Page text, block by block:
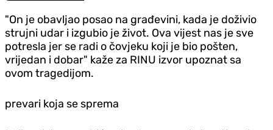
"On je obavljao posao na građevini, kada je doživio
strujni udar i izgubio je život. Ova vijest nas je sve
potresla jer se radi o čovjeku koji je bio pošten,
vrijedan i dobar" kaže za RINU izvor upoznat sa
ovom tragedijom.
prevari koja se sprema